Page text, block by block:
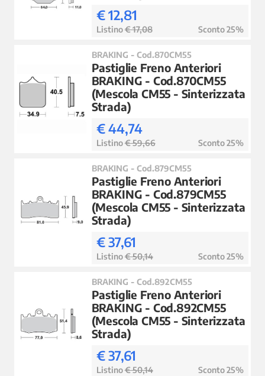
€ 12,81
Listino€ 17,08 Sconto 25%
BRAKING - Cod.870CM55
Pastiglie Freno Anteriori
BRAKING - Cod.870CM55
(Mescola CM55 - Sinterizzata
Strada)
€ 44,74
Listino€ 59,66 Sconto 25%
BRAKING - Cod.879CM55
Pastiglie Freno Anteriori
BRAKING - Cod.879CM55
(Mescola CM55 - Sinterizzata
Strada)
€ 37,61
Listino€ 50,14 Sconto 25%
BRAKING - Cod.892CM55
Pastiglie Freno Anteriori
BRAKING - Cod.892CM55
(Mescola CM55 - Sinterizzata
Strada)
€ 37,61
Listino€ 50,14 Sconto 25%